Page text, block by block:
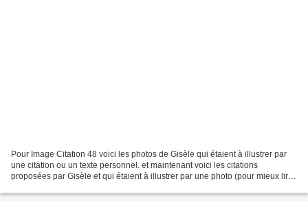
Pour Image Citation 48 voici les photos de Gisèle qui étaient à illustrer par
une citation ou un texte personnel. et maintenant voici les citations
proposées par Gisèle et qui étaient à illustrer par une photo (pour mieux lire